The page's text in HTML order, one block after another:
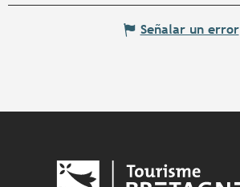
Señalar un error